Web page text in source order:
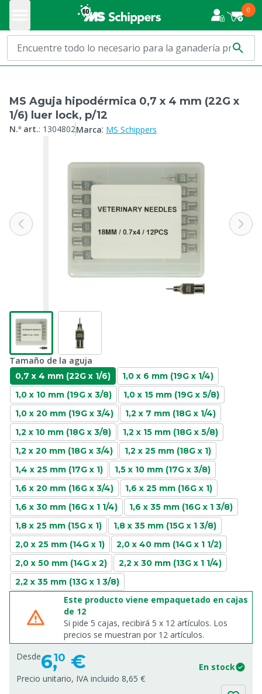
0
MS Aguja hipodérmica 0,7 x 4 mm (22G x
1/6) luer lock, p/12
N.º art.: 1304802Marca: MS Schippers
Tamaño de la aguja
0,7 x 4 mm (22G x 1/6)
1,0 x 6 mm (19G x 1/4)
1,0 x 10 mm (19G x 3/8)
1,0 x 15 mm (19G x 5/8)
1,0 x 20 mm (19G x 3/4)
1,2 x 7 mm (18G x 1/4)
1,2 x 10 mm (18G x 3/8)
1,2 x 15 mm (18G x 5/8)
1,2 x 20 mm (18G x 3/4)
1,2 x 25 mm (18G x 1)
1,4 x 25 mm (17G x 1)
1,5 x 10 mm (17G x 3/8)
1,6 x 20 mm (16G x 3/4)
1,6 x 25 mm (16G x 1)
1,6 x 30 mm (16G x 1 1/4)
1,6 x 35 mm (16G x 1 3/8)
1,8 x 25 mm (15G x 1)
1,8 x 35 mm (15G x 1 3/8)
2,0 x 25 mm (14G x 1)
2,0 x 40 mm (14G x 1 1/2)
2,0 x 50 mm (14G x 2)
2,2 x 30 mm (13G x 1 1/4)
2,2 x 35 mm (13G x 1 3/8)
Este producto viene empaquetado en cajas
de 12
Si pide 5 cajas, recibirá 5 x 12 artículos. Los
precios se muestran por 12 artículos.
Desde6,10 €
En stock
Precio unitario, IVA incluido 8,65 €